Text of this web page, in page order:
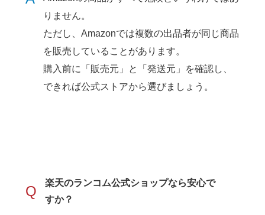
りません。
ただし、Amazonでは複数の出品者が同じ商品
を販売していることがあります。
購入前に「販売元」と「発送元」を確認し、
できれば公式ストアから選びましょう。
Q
楽天のランコム公式ショップなら安心で
すか？